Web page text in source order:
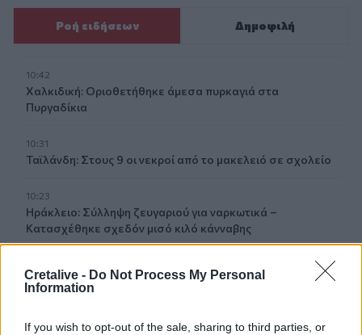
Cretalive - Do Not Process My Personal
Information
If you wish to opt-out of the sale, sharing to third parties, or
Ροή ειδήσεων Δημοφιλή
10:42
Χαλκιδική: Οριοθετήθηκε άμεσα πυρκαγιά στα
Πυργαδίκια
10:31
Ταϊλάνδη: Στους 9 οι νεκροί από το μακελειό σε σχολείο
10:23
Ηράκλειο: Σύλληψη ζευγαριού για ναρκωτικά –
Κατασχέθηκε σχεδόν μισό κιλό κάνναβης
«Δύο μέρες μόνο»